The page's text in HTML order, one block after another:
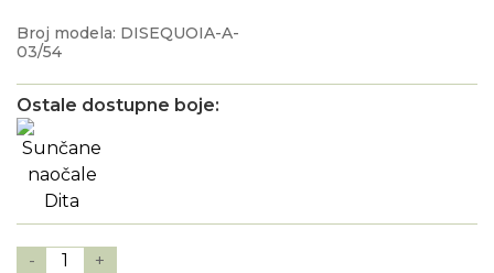
Broj modela: DISEQUOIA-A-
03/54
Ostale dostupne boje:
- 1 +